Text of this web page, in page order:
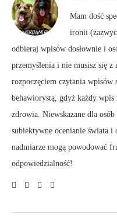
Mam dość
ironii
odbieraj wpisów dosłownie i
przemyślenia i nie musisz się z
rozpoczęciem czytania wpisów
behawiorystą, gdyż każdy
zdrowia. Niewskazane dla osób
subiektywne ocenianie świata i
nadmiarze mogą powodować
odpowiedzialność!